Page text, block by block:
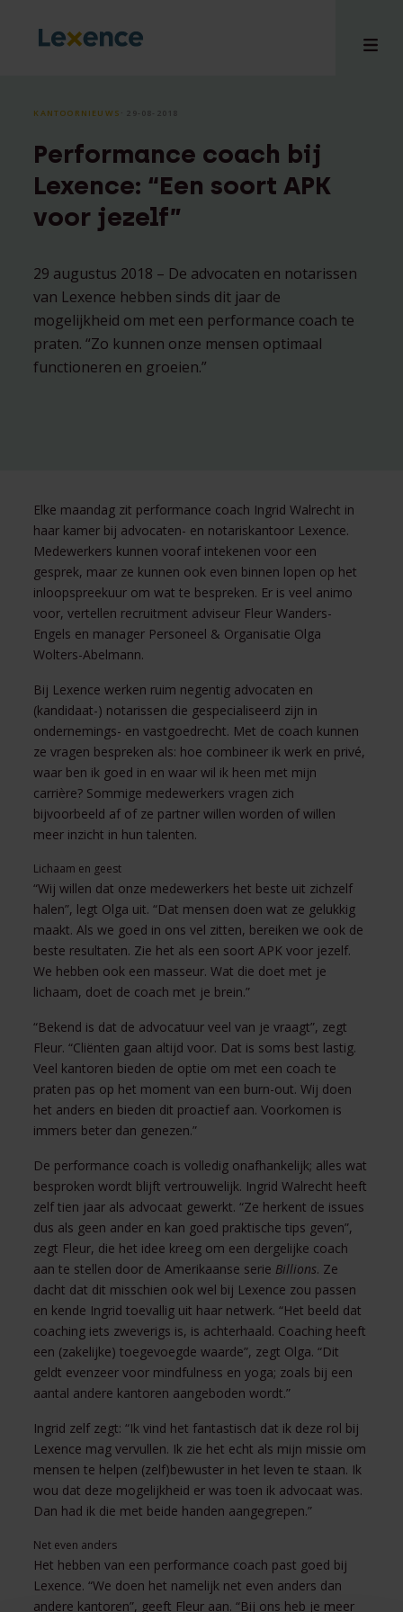
KANTOORNIEUWS ⸱ 29-08-2018
Performance coach bij
Lexence: “Een soort APK
voor jezelf”
29 augustus 2018 – De advocaten en notarissen
van Lexence hebben sinds dit jaar de
mogelijkheid om met een performance coach te
praten. “Zo kunnen onze mensen optimaal
functioneren en groeien.”
Elke maandag zit performance coach Ingrid Walrecht in
haar kamer bij advocaten- en notariskantoor Lexence.
Medewerkers kunnen vooraf intekenen voor een
gesprek, maar ze kunnen ook even binnen lopen op het
inloopspreekuur om wat te bespreken. Er is veel animo
voor, vertellen recruitment adviseur Fleur Wanders-
Engels en manager Personeel & Organisatie Olga
Wolters-Abelmann.
Bij Lexence werken ruim negentig advocaten en
(kandidaat-) notarissen die gespecialiseerd zijn in
ondernemings- en vastgoedrecht. Met de coach kunnen
ze vragen bespreken als: hoe combineer ik werk en privé,
waar ben ik goed in en waar wil ik heen met mijn
carrière? Sommige medewerkers vragen zich
bijvoorbeeld af of ze partner willen worden of willen
meer inzicht in hun talenten.
Lichaam en geest
“Wij willen dat onze medewerkers het beste uit zichzelf
halen”, legt Olga uit. “Dat mensen doen wat ze gelukkig
maakt. Als we goed in ons vel zitten, bereiken we ook de
beste resultaten. Zie het als een soort APK voor jezelf.
We hebben ook een masseur. Wat die doet met je
lichaam, doet de coach met je brein.”
“Bekend is dat de advocatuur veel van je vraagt”, zegt
Fleur. “Cliënten gaan altijd voor. Dat is soms best lastig.
Veel kantoren bieden de optie om met een coach te
praten pas op het moment van een burn-out. Wij doen
het anders en bieden dit proactief aan. Voorkomen is
immers beter dan genezen.”
De performance coach is volledig onafhankelijk; alles wat
besproken wordt blijft vertrouwelijk. Ingrid Walrecht heeft
zelf tien jaar als advocaat gewerkt. “Ze herkent de issues
dus als geen ander en kan goed praktische tips geven”,
zegt Fleur, die het idee kreeg om een dergelijke coach
aan te stellen door de Amerikaanse serie Billions. Ze
dacht dat dit misschien ook wel bij Lexence zou passen
en kende Ingrid toevallig uit haar netwerk. “Het beeld dat
coaching iets zweverigs is, is achterhaald. Coaching heeft
een (zakelijke) toegevoegde waarde”, zegt Olga. “Dit
geldt evenzeer voor mindfulness en yoga; zoals bij een
aantal andere kantoren aangeboden wordt.”
Ingrid zelf zegt: “Ik vind het fantastisch dat ik deze rol bij
Lexence mag vervullen. Ik zie het echt als mijn missie om
mensen te helpen (zelf)bewuster in het leven te staan. Ik
wou dat deze mogelijkheid er was toen ik advocaat was.
Dan had ik die met beide handen aangegrepen.”
Net even anders
Het hebben van een performance coach past goed bij
Lexence. “We doen het namelijk net even anders dan
andere kantoren”, geeft Fleur aan. “Bij ons heb je meer